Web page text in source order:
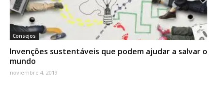
Consejos
Invenções sustentáveis que podem ajudar a salvar o
mundo
noviembre 4, 2019